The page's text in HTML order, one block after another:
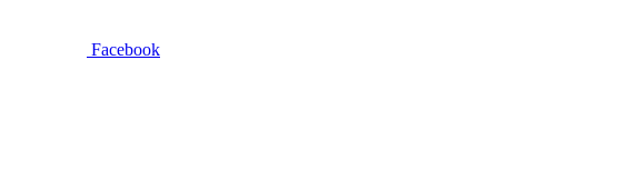
Facebook